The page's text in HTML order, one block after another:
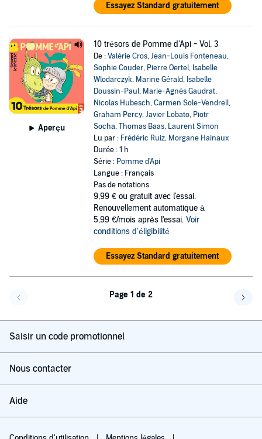
Essayez Standard gratuitement
Aperçu
10 trésors de Pomme d'Api - Vol. 3
De :Valérie Cros,Jean-Louis Fonteneau,
Sophie Couder, Pierre Oertel, Isabelle
Wlodarczyk, Marine Gérald, Isabelle
Doussin-Paul, Marie-Agnès Gaudrat,
Nicolas Hubesch,Carmen Sole-Vendrell,
Graham Percy,Javier Lobato, Piotr
Socha,Thomas Baas, Laurent Simon
Lu par : Frédéric Ruiz, Morgane Hainaux
Durée : 1 h
Série : Pomme d'Api
Langue : Français
Pas de notations
9,99 € ou gratuit avec l'essai.
Renouvellement automatique à
5,99 €/mois après l'essai. Voir
conditions d'éligibilité
Essayez Standard gratuitement
Page 1 de 2
Saisir un code promotionnel
Nous contacter
Aide